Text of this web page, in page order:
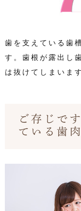
歯を支えている歯
す。歯根が露出し
は抜けてしまいま
ご存じで
ている歯